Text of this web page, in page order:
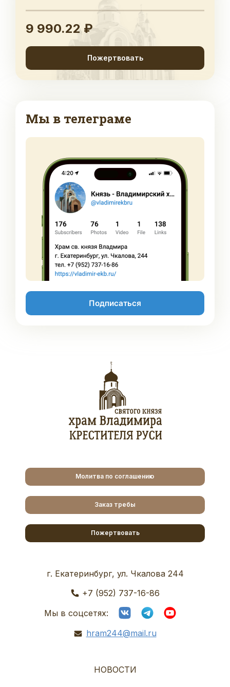
9 990.22 ₽
Пожертвовать
Мы в телеграме
Подписаться
Молитва по соглашению
Заказ требы
Пожертвовать
г. Екатеринбург, ул. Чкалова 244
+7 (952) 737-16-86
Мы в соцсетях:
hram244@mail.ru
НОВОСТИ